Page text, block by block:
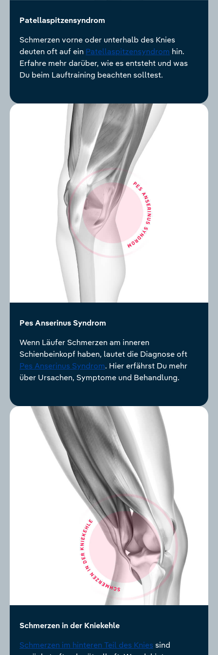
Patellaspitzensyndrom
Schmerzen vorne oder unterhalb des Knies
deuten oft auf ein Patellaspitzensyndrom hin.
Erfahre mehr darüber, wie es entsteht und was
Du beim Lauftraining beachten solltest.
Pes Anserinus Syndrom
Wenn Läufer Schmerzen am inneren
Schienbeinkopf haben, lautet die Diagnose oft
Pes Anserinus Syndrom. Hier erfährst Du mehr
über Ursachen, Symptome und Behandlung.
Schmerzen in der Kniekehle
Schmerzen im hinteren Teil des Knies sind